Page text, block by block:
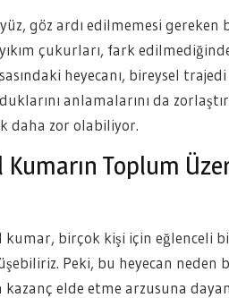
göz ardı edilmemesi gereken
çukurları, fark
heyecanı, bireysel
anlamalarını da
daha zor olabiliyor.
Toplum
birçok kişi için eğlenceli
Peki, bu heyecan neden
elde etme arzusuna